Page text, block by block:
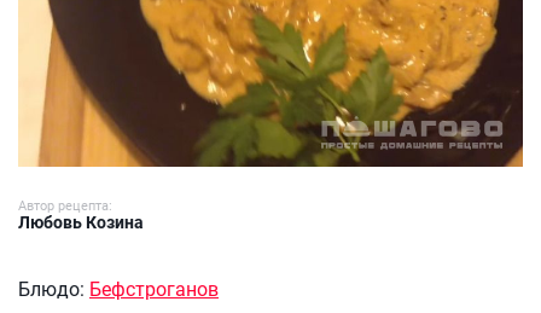
Автор рецепта:
Любовь Козина
Блюдо: Бефстроганов